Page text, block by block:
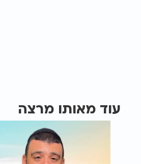
עוד מאותו מרצה